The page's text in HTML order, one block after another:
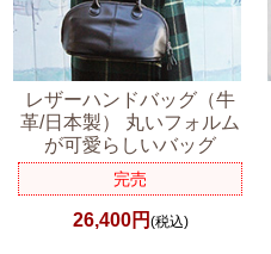
レザーハンドバッグ（牛
革/日本製） 丸いフォルム
が可愛らしいバッグ
完売
26,400円 (税込)